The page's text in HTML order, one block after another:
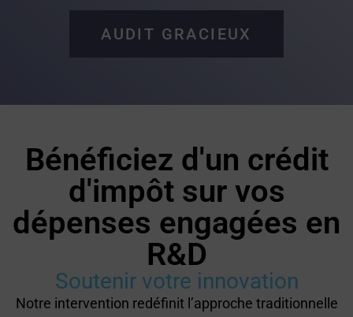
AUDIT GRACIEUX
Bénéficiez d'un crédit
d'impôt sur vos
dépenses engagées en
R&D
Soutenir votre innovation
Notre intervention redéfinit l’approche traditionnelle